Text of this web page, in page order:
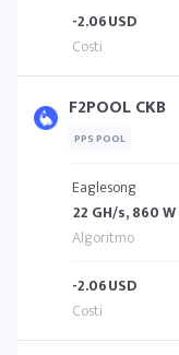
-2.06USD
F2POOL CKB
PPS POOL
Eaglesong
22 GH/s, 860 W
-2.06USD